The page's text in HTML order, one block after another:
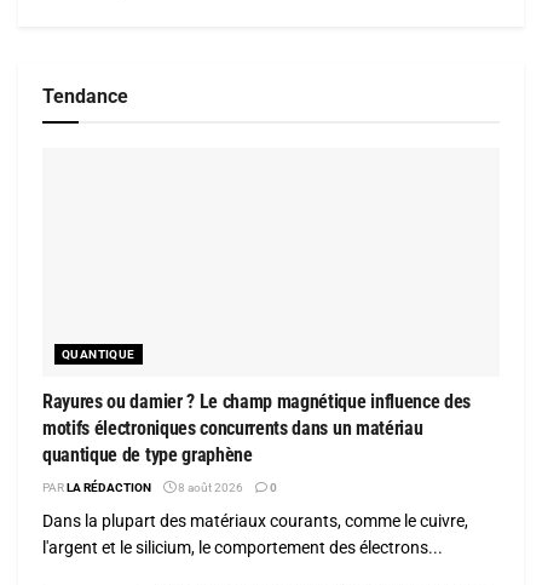
Tendance
QUANTIQUE
Rayures ou damier ? Le champ magnétique influence des
motifs électroniques concurrents dans un matériau
quantique de type graphène
PARLA RÉDACTION 8 août 2026 0
Dans la plupart des matériaux courants, comme le cuivre,
l'argent et le silicium, le comportement des électrons...